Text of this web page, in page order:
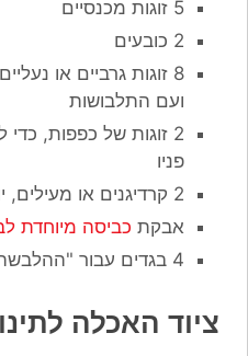
5 זוגות מכנסיים
2 כובעים
8 זוגות גרביים או
ועם התלבושות
2 זוגות של כפפות,
פניו
2 קרדיגנים או מעילים, יותר בחורף
אבקת כביסה מיוחדת
4 בגדים עבור "ההלבשה ליציאה"
ציוד האכלה